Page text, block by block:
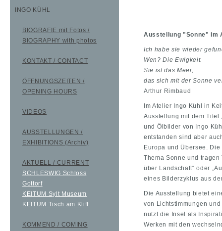
INGO KÜHL
BIOGRAFIE mit Fotos /
BIOGRAPHY with photos
KONTAKT / CONTACT
ÖFFNUNGSZEITEN /
OPENING HOURS
VIDEOS
AUSSTELLUNGEN /
EXHIBITIONS (Archiv)
AKTUELL / CURRENT
SCHLESWIG Schloss
Gottorf
KEITUM Sylt Museum
KEITUM Tisch am Kliff
KOMMEND / COMING
Ausstellung "Sonne" im
Ich habe sie wieder
Wen? Die Ewigkeit.
Sie ist das Meer,
das sich mit der Sonne
Arthur Rimbaud
Im Atelier Ingo Kühl in
Ausstellung mit dem Titel
und Ölbilder von Ingo
entstanden sind aber
Europa und Übersee.
Thema Sonne und tragen
über Landschaft“ oder
eines Bilderzyklus aus
Die Ausstellung bietet
von Lichtstimmungen
nutzt die Insel als
Werken mit den